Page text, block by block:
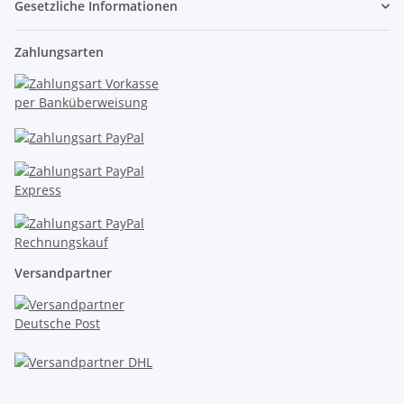
Gesetzliche Informationen
Zahlungsarten
Versandpartner